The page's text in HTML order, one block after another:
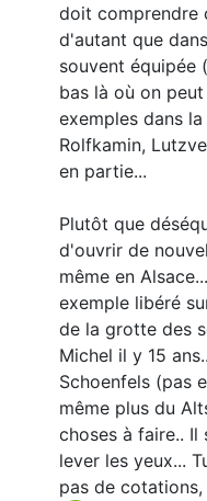
doit comprendre
d'autant que
souvent équipée
bas là où on peut
exemples dans
Rolfkamin,
en partie...
Plutôt que
d'ouvrir de
même en
exemple libéré
de la grotte des
Michel il y 15
Schoenfels (pas
même plus du
choses à faire..
lever les yeux...
pas de